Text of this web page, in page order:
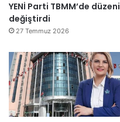
YENİ Parti TBMM’de düzeni
değiştirdi
27 Temmuz 2026